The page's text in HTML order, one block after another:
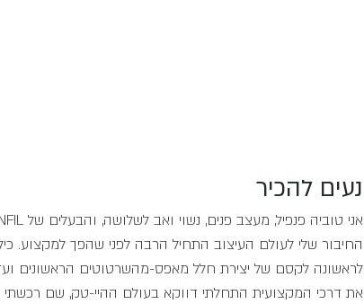
נעים להכיר
אני טוביה פנפיל, מעצב פנים, נשוי ואב לשלושה, והבעלים של studio PANFIL, סטודיו לעיצוב פנים שהקמתי בשנת 2010.
החיבור שלי לעולם העיצוב התחיל הרבה לפני שהפך למקצוע.
לראשונה לקסם של יצירת חלל מאפס-מהשרטוטים הראשונים
את דרכי המקצועית התחלתי דווקא בעולם ההיי-טק, שם רכשתי